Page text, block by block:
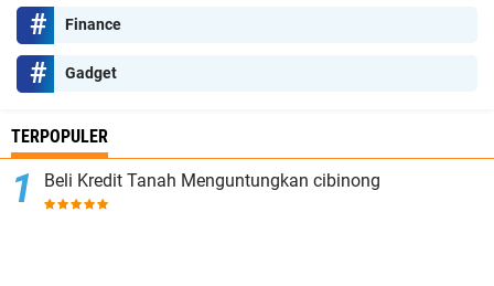
Finance
Gadget
TERPOPULER
Beli Kredit Tanah Menguntungkan cibinong